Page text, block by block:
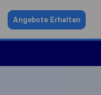
Angebote Erhalten